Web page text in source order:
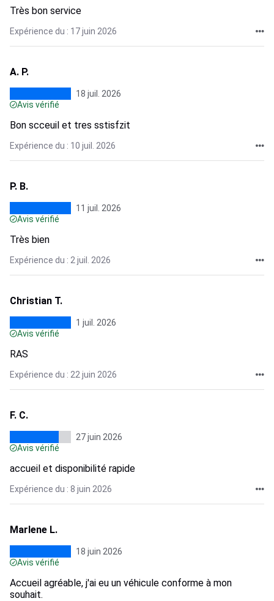
Très bon service
Expérience du : 17 juin 2026
A. P.
18 juil. 2026
Avis vérifié
Bon scceuil et tres sstisfzit
Expérience du : 10 juil. 2026
P. B.
11 juil. 2026
Avis vérifié
Très bien
Expérience du : 2 juil. 2026
Christian T.
1 juil. 2026
Avis vérifié
RAS
Expérience du : 22 juin 2026
F. C.
27 juin 2026
Avis vérifié
accueil et disponibilité rapide
Expérience du : 8 juin 2026
Marlene L.
18 juin 2026
Avis vérifié
Accueil agréable, j'ai eu un véhicule conforme à mon
souhait.